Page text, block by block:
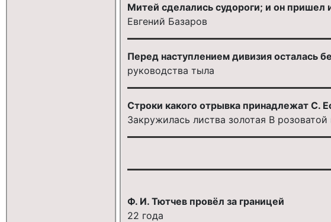
Митей сделались судороги; и он пришел
Евгений Базаров
Перед наступлением дивизия осталась
руководства тыла
Строки какого отрывка принадлежат С.
Закружилась листва золотая В
Ф. И. Тютчев провёл за границей
22 года